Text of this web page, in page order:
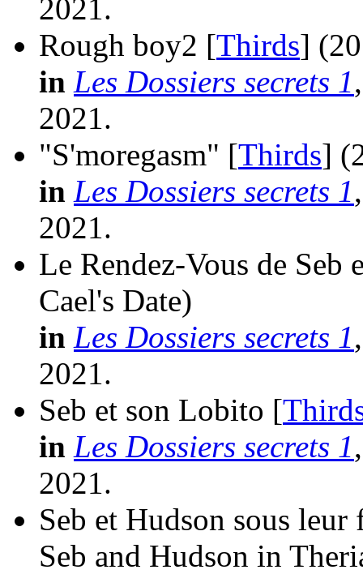
2021.
Rough boy2 [Thirds]
in Les Dossiers secrets 1
2021.
"S'moregasm" [Thirds]
in Les Dossiers secrets 1
2021.
Le Rendez-Vous de Seb
Cael's Date)
in Les Dossiers secrets 1
2021.
Seb et son Lobito [
in Les Dossiers secrets 1
2021.
Seb et Hudson sous
Seb and Hudson in